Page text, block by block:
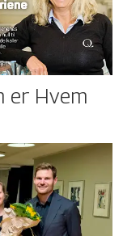
er Hvem